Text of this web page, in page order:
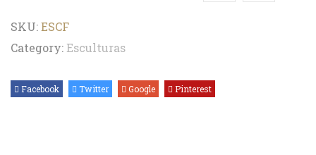
SKU:ESCF
Category: Esculturas
Facebook Twitter Google Pinterest